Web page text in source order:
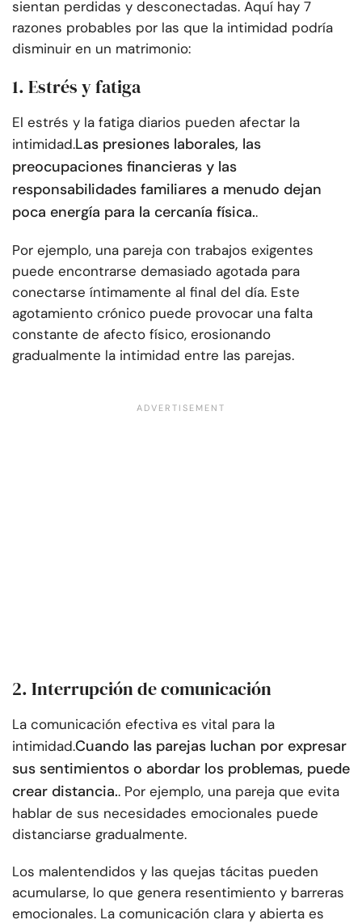
sientan perdidas y desconectadas. Aquí hay 7
razones probables por las que la intimidad podría
disminuir en un matrimonio:
1. Estrés y fatiga
El estrés y la fatiga diarios pueden afectar la
intimidad.Las presiones laborales, las
preocupaciones financieras y las
responsabilidades familiares a menudo dejan
poca energía para la cercanía física..
Por ejemplo, una pareja con trabajos exigentes
puede encontrarse demasiado agotada para
conectarse íntimamente al final del día. Este
agotamiento crónico puede provocar una falta
constante de afecto físico, erosionando
gradualmente la intimidad entre las parejas.
2. Interrupción de comunicación
La comunicación efectiva es vital para la
intimidad.Cuando las parejas luchan por expresar
sus sentimientos o abordar los problemas, puede
crear distancia.. Por ejemplo, una pareja que evita
hablar de sus necesidades emocionales puede
distanciarse gradualmente.
Los malentendidos y las quejas tácitas pueden
acumularse, lo que genera resentimiento y barreras
emocionales. La comunicación clara y abierta es